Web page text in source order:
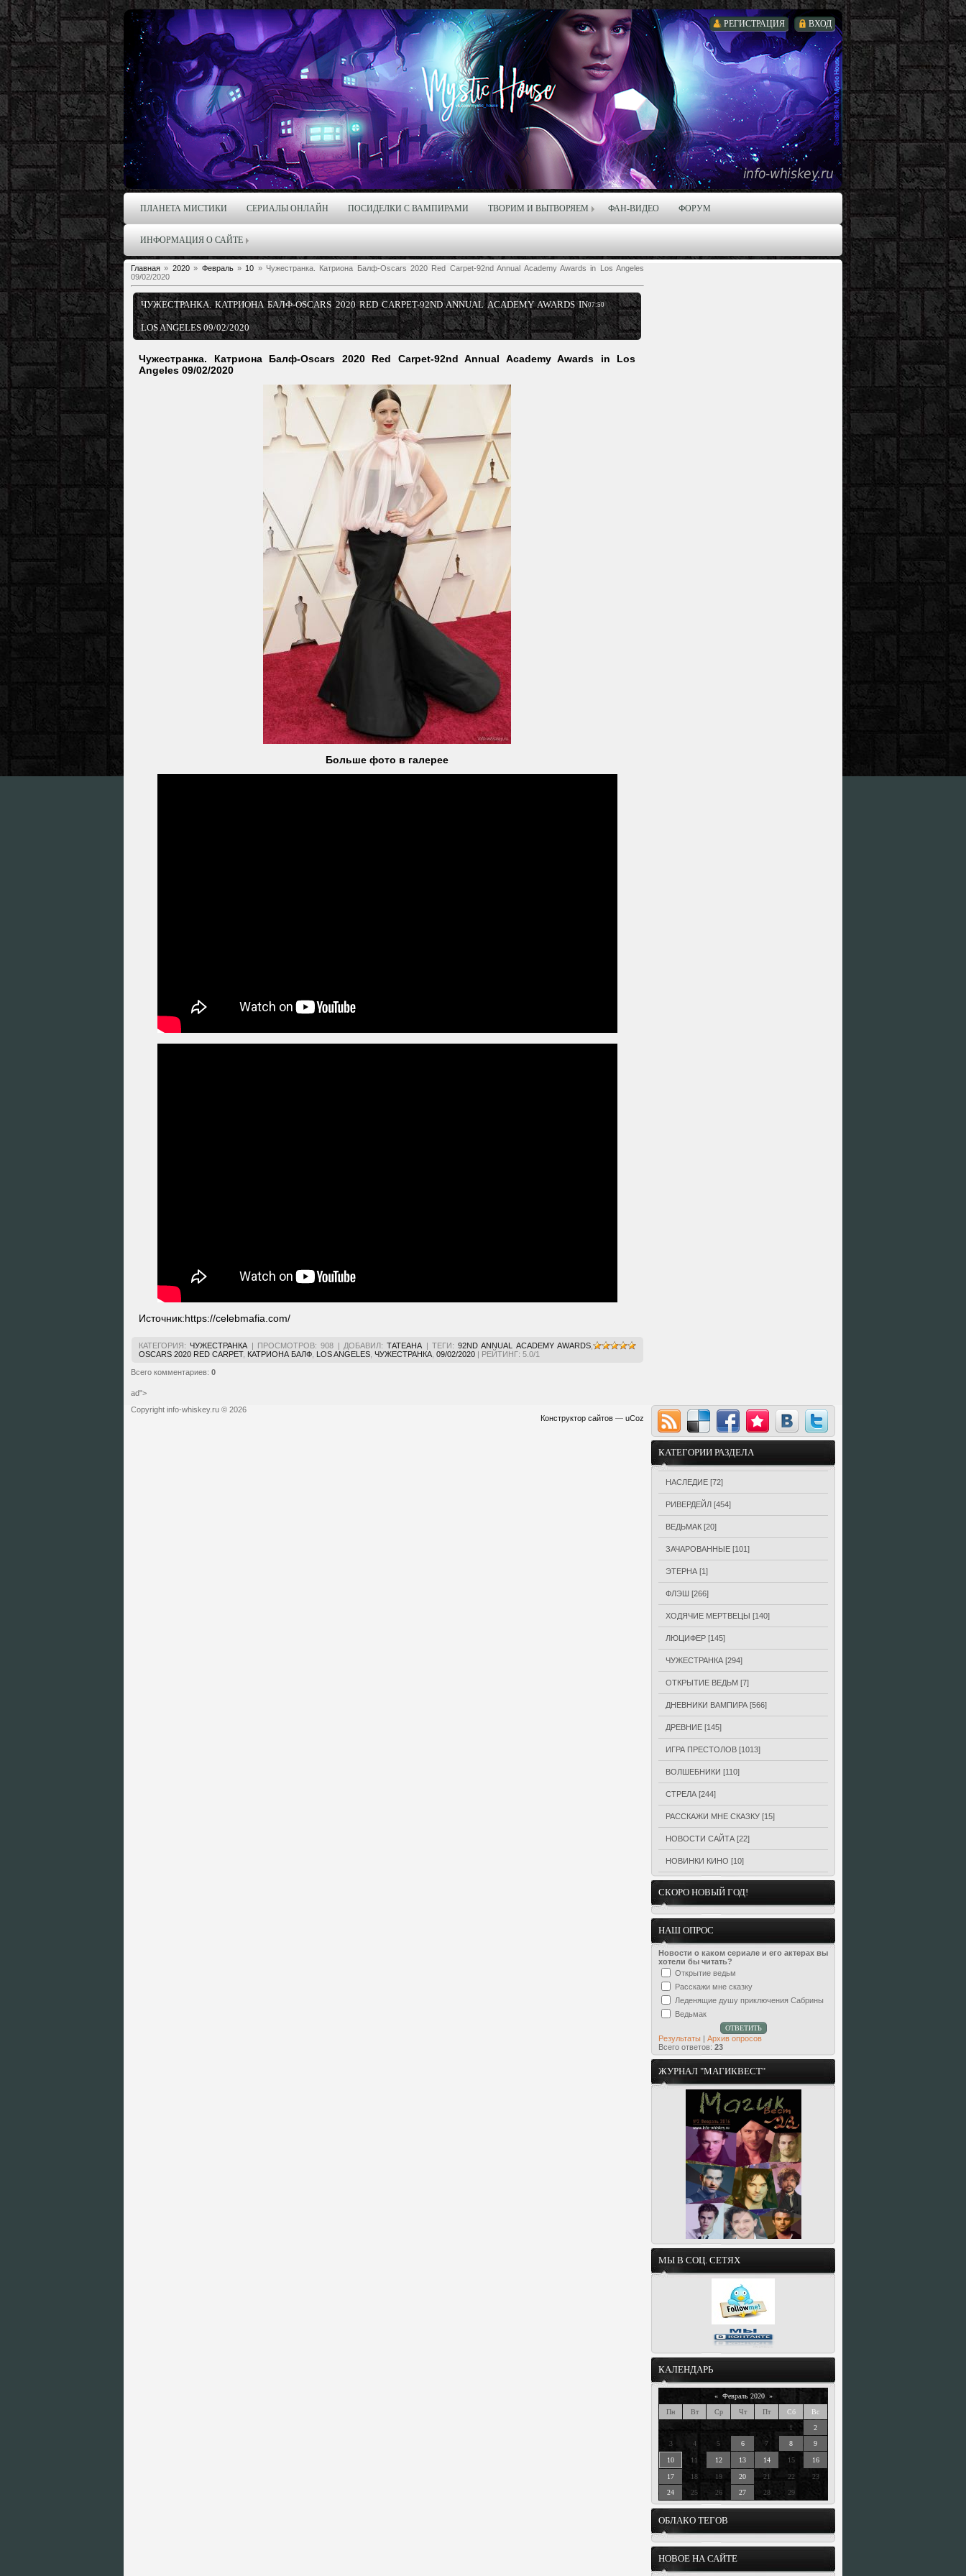
ВХОД
РЕГИСТРАЦИЯ
ПЛАНЕТА МИСТИКИ СЕРИАЛЫ ОНЛАЙН ПОСИДЕЛКИ С ВАМПИРАМИ ТВОРИМ И ВЫТВОРЯЕМ ФАН-ВИДЕО ФОРУМ
ИНФОРМАЦИЯ О САЙТЕ
Главная » 2020 » Февраль » 10 » Чужестранка. Катриона Балф-Oscars 2020 Red Carpet-92nd Annual Academy Awards in Los Angeles
09/02/2020
07:50
ЧУЖЕСТРАНКА. КАТРИОНА БАЛФ-OSCARS 2020 RED CARPET-92ND ANNUAL ACADEMY AWARDS IN
LOS ANGELES 09/02/2020
Чужестранка. Катриона Балф-Oscars 2020 Red Carpet-92nd Annual Academy Awards in Los
Angeles 09/02/2020
Больше фото в галерее
Источник:https://celebmafia.com/
КАТЕГОРИЯ: ЧУЖЕСТРАНКА | ПРОСМОТРОВ: 908 | ДОБАВИЛ: ТАТЕАНА | ТЕГИ: 92ND ANNUAL ACADEMY AWARDS ,
OSCARS 2020 RED CARPET, КАТРИОНА БАЛФ LOS ANGELES ЧУЖЕСТРАНКА 09/02/2020 | РЕЙТИНГ: 5.0/1
Всего комментариев: 0
ad">
КАТЕГОРИИ РАЗДЕЛА
НАСЛЕДИЕ [72]
РИВЕРДЕЙЛ [454]
ВЕДЬМАК [20]
ЗАЧАРОВАННЫЕ [101]
ЭТЕРНА [1]
ФЛЭШ [266]
ХОДЯЧИЕ МЕРТВЕЦЫ [140]
ЛЮЦИФЕР [145]
ЧУЖЕСТРАНКА [294]
ОТКРЫТИЕ ВЕДЬМ [7]
ДНЕВНИКИ ВАМПИРА [566]
ДРЕВНИЕ [145]
ИГРА ПРЕСТОЛОВ [1013]
ВОЛШЕБНИКИ [110]
СТРЕЛА [244]
РАССКАЖИ МНЕ СКАЗКУ [15]
НОВОСТИ САЙТА [22]
НОВИНКИ КИНО [10]
СКОРО НОВЫЙ ГОД!
НАШ ОПРОС
Новости о каком сериале и его актерах вы
хотели бы читать?
Открытие ведьм
Расскажи мне сказку
Леденящие душу приключения Сабрины
Ведьмак
Результаты | Архив опросов
Всего ответов: 23
ЖУРНАЛ "МАГИКВЕСТ"
МЫ В СОЦ. СЕТЯХ
КАЛЕНДАРЬ
« Февраль 2020 »
Пн
Вт Ср Чт Пт Сб
Вс
1
2
3
4 5 6 7 8 9
10 11 12 13 14 15 16
17 18 19 20 21 22
23
24
25 26 27 28 29
ОБЛАКО ТЕГОВ
НОВОЕ НА САЙТЕ
Copyright info-whiskey.ru © 2026
Конструктор сайтов — uCoz